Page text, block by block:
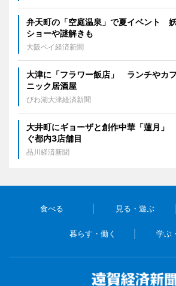
弁天町の「空庭温泉」で夏イベント
ショーや謎解きも
大阪ベイ経済新聞
大津に「フラワー飯店」 ランチやカ
ニック居酒屋
びわ湖大津経済新聞
大井町にギョーザと創作中華「蓮月」
ぐ都内3店舗目
品川経済新聞
食べる 見る・遊ぶ
暮らす・働く 学ぶ